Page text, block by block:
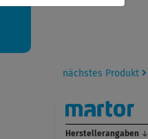
nächstes Produkt
Herstellerangaben ↓